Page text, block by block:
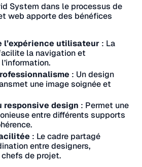
System dans le processus de
web apporte des bénéfices
l’expérience utilisateur : La
la navigation et
: Un design
une image soignée et
responsive design : Permet une
entre différents supports
: Le cadre partagé
entre designers,
de projet.